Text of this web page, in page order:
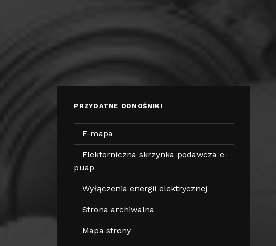
PRZYDATNE ODNOŚNIKI
E-mapa
Elektorniczna skrzynka podawcza e-
puap
Wyłączenia energii elektrycznej
Strona archiwalna
Mapa strony